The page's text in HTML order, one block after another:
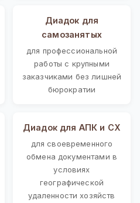
Диадок для
самозанятых
для профессиональной
работы с крупными
заказчиками без лишней
бюрократии
Диадок для АПК и СХ
для своевременного
обмена документами в
условиях
географической
удаленности хозяйств